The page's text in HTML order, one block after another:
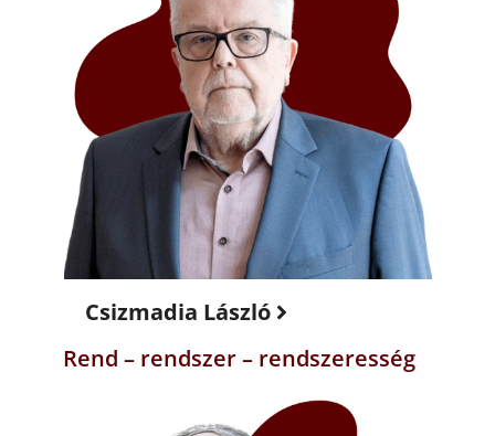
Csizmadia László
Rend – rendszer – rendszeresség